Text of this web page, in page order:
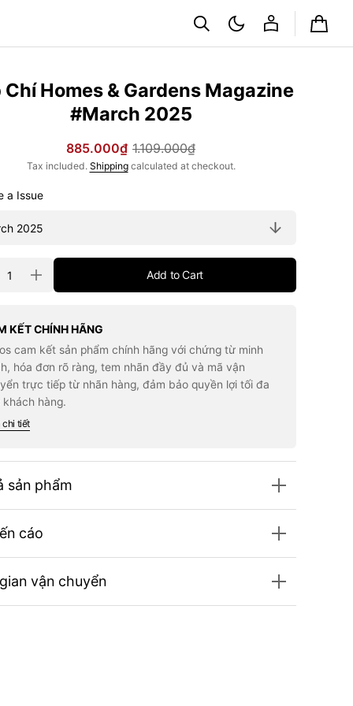
Cart
Chí Homes & Gardens Magazine
#March 2025
Sale
price
885.000₫
Regular
price
1.109.000₫
Tax included. Shippingcalculated at checkout.
Choose a Issue
Increase
quantity
Chí
&amp;
Gardens
Magazine
#March
2025
Add to Cart
KẾT CHÍNH HÃNG
cam kết sản phẩm chính hãng với chứng từ minh
hóa đơn rõ ràng, tem nhãn đầy đủ và mã vận
trực tiếp từ nhãn hàng, đảm bảo quyền lợi tối đa
khách hàng.
chi tiết
sản phẩm
cáo
vận chuyển